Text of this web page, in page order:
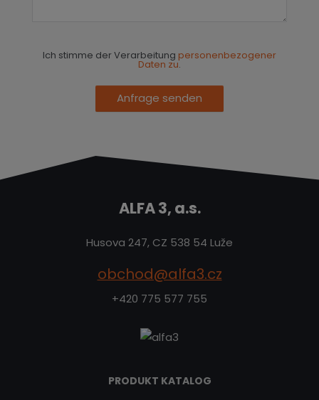
Anfrage senden
Ich stimme der Verarbeitung personenbezogener
Daten zu.
ALFA 3, a.s.
Husova 247, CZ 538 54 Luže
obchod@alfa3.cz
+420 775 577 755
PRODUKT KATALOG